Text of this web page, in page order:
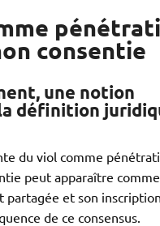
consentie
une notion
définition
du viol comme
peut apparaître
partagée et son
de ce consensus.